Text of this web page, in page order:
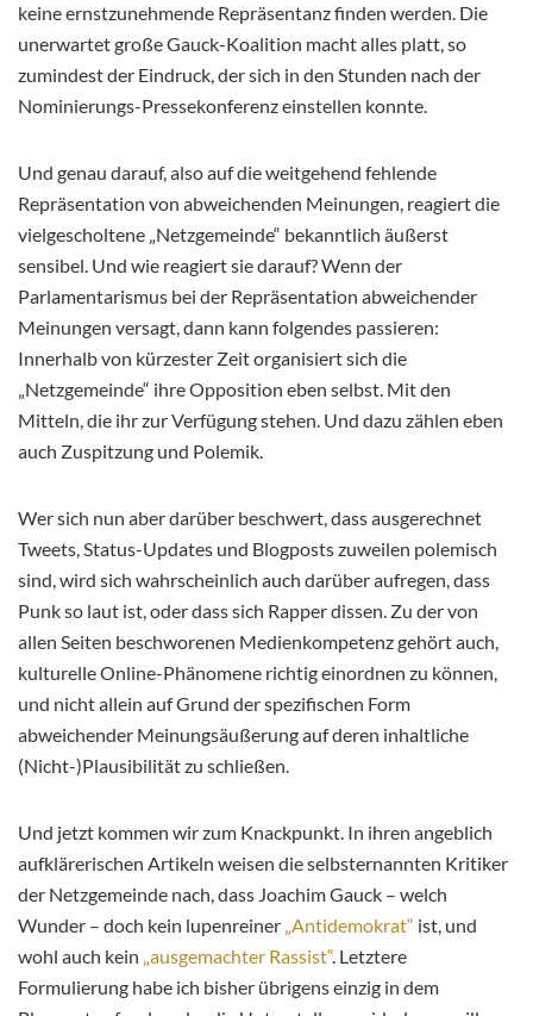
keine ernstzunehmende Repräsentanz finden werden. Die
unerwartet große Gauck-Koalition macht alles platt, so
zumindest der Eindruck, der sich in den Stunden nach der
Nominierungs-Pressekonferenz einstellen konnte.
Und genau darauf, also auf die weitgehend fehlende
Repräsentation von abweichenden Meinungen, reagiert die
vielgescholtene „Netzgemeinde“ bekanntlich äußerst
sensibel. Und wie reagiert sie darauf? Wenn der
Parlamentarismus bei der Repräsentation abweichender
Meinungen versagt, dann kann folgendes passieren:
Innerhalb von kürzester Zeit organisiert sich die
„Netzgemeinde“ ihre Opposition eben selbst. Mit den
Mitteln, die ihr zur Verfügung stehen. Und dazu zählen eben
auch Zuspitzung und Polemik.
Wer sich nun aber darüber beschwert, dass ausgerechnet
Tweets, Status-Updates und Blogposts zuweilen polemisch
sind, wird sich wahrscheinlich auch darüber aufregen, dass
Punk so laut ist, oder dass sich Rapper dissen. Zu der von
allen Seiten beschworenen Medienkompetenz gehört auch,
kulturelle Online-Phänomene richtig einordnen zu können,
und nicht allein auf Grund der spezifischen Form
abweichender Meinungsäußerung auf deren inhaltliche
(Nicht-)Plausibilität zu schließen.
Und jetzt kommen wir zum Knackpunkt. In ihren angeblich
aufklärerischen Artikeln weisen die selbsternannten Kritiker
der Netzgemeinde nach, dass Joachim Gauck – welch
Wunder – doch kein lupenreiner „Antidemokrat“ ist, und
wohl auch kein „ausgemachter Rassist“. Letztere
Formulierung habe ich bisher übrigens einzig in dem